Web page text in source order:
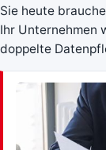
Sie heute
Ihr Unternehmen
doppelte